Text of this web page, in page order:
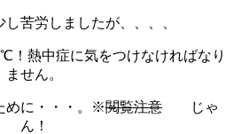
苦労しましたが、、、、
！熱中症に気をつけなければなり
ません。
めに・・・。※閲覧注意 じゃ
ん！